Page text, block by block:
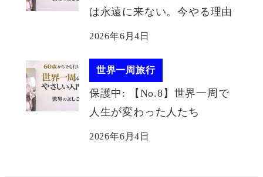
は永遠に来ない。今やる理由
2026年6月4日
世界一周旅行
保護中: 【No.8】世界一周で
人生が変わった人たち
2026年6月4日